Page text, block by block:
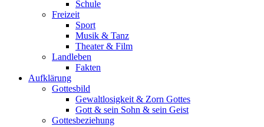
Schule
Freizeit
Sport
Musik & Tanz
Theater & Film
Landleben
Fakten
Aufklärung
Gottesbild
Gewaltlosigkeit & Zorn Gottes
Gott & sein Sohn & sein Geist
Gottesbeziehung